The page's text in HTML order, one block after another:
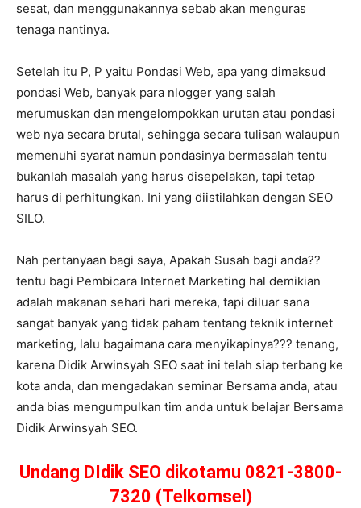
sesat, dan menggunakannya sebab akan menguras
tenaga nantinya.
Setelah itu P, P yaitu Pondasi Web, apa yang dimaksud
pondasi Web, banyak para nlogger yang salah
merumuskan dan mengelompokkan urutan atau pondasi
web nya secara brutal, sehingga secara tulisan walaupun
memenuhi syarat namun pondasinya bermasalah tentu
bukanlah masalah yang harus disepelakan, tapi tetap
harus di perhitungkan. Ini yang diistilahkan dengan SEO
SILO.
Nah pertanyaan bagi saya, Apakah Susah bagi anda??
tentu bagi Pembicara Internet Marketing hal demikian
adalah makanan sehari hari mereka, tapi diluar sana
sangat banyak yang tidak paham tentang teknik internet
marketing, lalu bagaimana cara menyikapinya??? tenang,
karena Didik Arwinsyah SEO saat ini telah siap terbang ke
kota anda, dan mengadakan seminar Bersama anda, atau
anda bias mengumpulkan tim anda untuk belajar Bersama
Didik Arwinsyah SEO.
Undang DIdik SEO dikotamu 0821-3800-
7320 (Telkomsel)